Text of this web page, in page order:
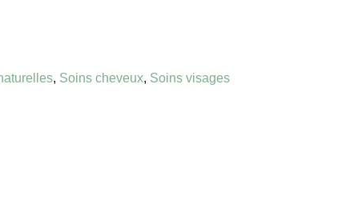
, Soins cheveux, Soins visages